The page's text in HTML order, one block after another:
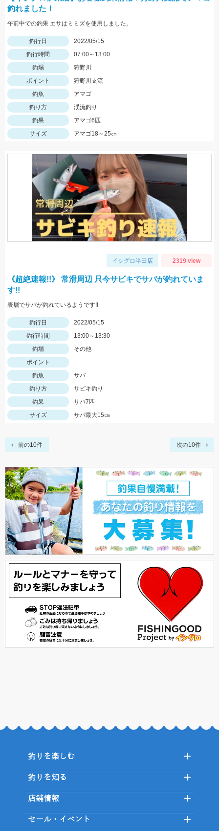
釣れました！
午前中での釣果 エサはミミズを使用しました。
釣行日
2022/05/15
釣行時間
07:00～13:00
釣場
狩野川
ポイント
狩野川支流
釣魚
アマゴ
釣り方
渓流釣り
釣果
アマゴ6匹
サイズ
アマゴ18～25㎝
イシグロ半田店 2319 view
《超絶速報!!》 常滑周辺 只今サビキでサバが釣れていま
す!!
表層でサバが釣れているようです!!
釣行日
2022/05/15
釣行時間
13:00～13:30
釣場
その他
ポイント
釣魚
サバ
釣り方
サビキ釣り
釣果
サバ7匹
サイズ
サバ最大15㎝
前の10件 次の10件
釣りを楽しむ
釣りを知る
店舗情報
セール・イベント